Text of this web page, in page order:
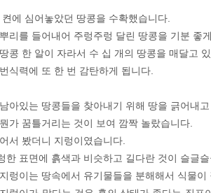
에 심어놓았던 땅콩을 수확했습니다.
리를 들어내어 주렁주렁 달린 땅콩을 기분 좋
콩 한 알이 자라서 수 십 개의 땅콩을 매달고
식력에 또 한 번 감탄하게 됩니다.
아있는 땅콩들을 찾아내기 위해 땅을 긁어내
가 꿈틀거리는 것이 보여 깜짝 놀랐습니다.
서 봤더니 지렁이였습니다.
한 표면에 흙색과 비슷하고 길다란 것이 슬글
렁이는 땅속에서 유기물들을 분해해서 식물